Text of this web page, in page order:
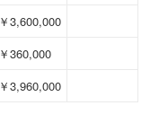
￥3,600,000
￥360,000
￥3,960,000